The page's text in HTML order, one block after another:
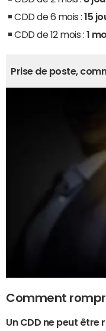
CDD de 6 mois :15
CDD de 12 mois : 1
Prise de poste,
Comment
Un CDD ne peut être